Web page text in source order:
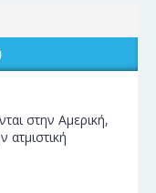
στην Αμερική,